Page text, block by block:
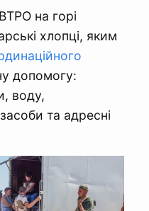
на горі
хлопці, яким
допомогу:
воду,
та адресні